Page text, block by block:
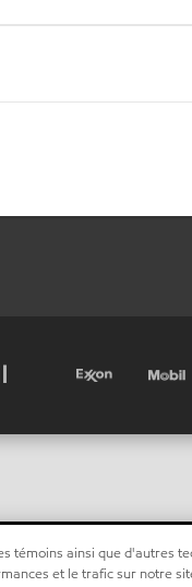
témoins ainsi que d'autres
et le trafic sur notre